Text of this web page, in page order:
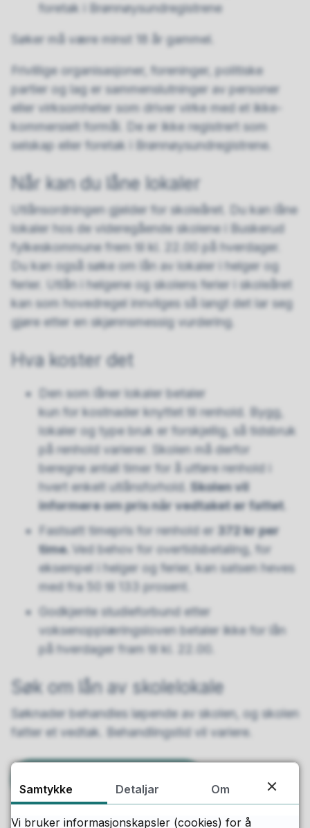
foretak i Brønnøysundregistrene
Søker må være minst 18 år gammel.
Frivillige organisasjoner, foreninger, politiske
partier og lag er sammenslutninger av personer
eller virksomheter som driver virke med et ikke-
kommersielt formål. De er ikke registrert som
selskap eller foretak i Brønnøysundregistrene.
Når kan du låne lokaler
Utlånsordningen gjelder for skoleåret. Du kan låne
lokaler hos de videregående skolene i Buskerud
fylkeskommune frem til kl. 22.00 på hverdager.
Du kan også søke om lån av lokaler i helger og
ferier. Utlån i helgene og skolens ferier i skoleåret
kan som hovedregel innvilges så langt det lar seg
gjøre etter en skjønnsmessig vurdering.
Hva koster det
Den som låner lokaler betaler
kun for kostnader knyttet til renhold. Bygg,
lokaler og type bruk er forskjellig, så tidsbruk
på renhold varierer. Skolen må derfor
beregne antall timer for å utføre renhold i
hvert enkelt utlånsforhold. Skolen vil
informere om pris når vedtaket er fattet
Fastsatt timepris for renhold er
372 kr per
time. Ved behov for overtidsbetaling, for
eksempel i helger og ferier, kan satsen heves
med fra 50 til 133 prosent.
Godkjente studieforbund etter
voksenopplæringsloven betaler ikke for lån
på hverdager fram til kl. 22.00.
Søk om lån av skolelokale
Søknader behandles løpende av skolen, og skolen
fatter et vedtak. Behandlingstid vil variere.
Samtykke Detaljar Om
Vi bruker informasjonskapsler (cookies) for å